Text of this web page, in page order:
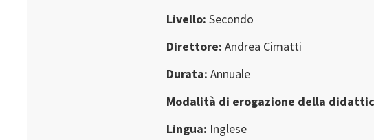
Livello Secondo
Direttore Andrea Cimatti
Durata Annuale
Modalità di erogazione della
Lingua Inglese